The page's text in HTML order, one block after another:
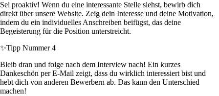
Sei proaktiv! Wenn du eine interessante Stelle siehst, bewirb dich
direkt über unsere Website. Zeig dein Interesse und deine Motivation,
indem du ein individuelles Anschreiben beifügst, das deine
Begeisterung für die Position unterstreicht.
✨Tipp Nummer 4
Bleib dran und folge nach dem Interview nach! Ein kurzes
Dankeschön per E-Mail zeigt, dass du wirklich interessiert bist und
hebt dich von anderen Bewerbern ab. Das kann den Unterschied
machen!